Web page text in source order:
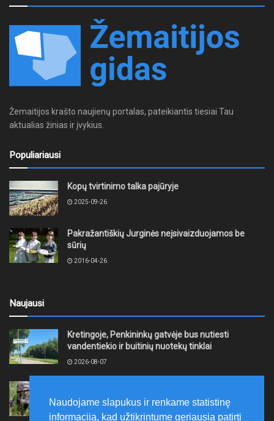
Žemaitijos krašto naujienų portalas, pateikiantis tiesiai Tau
aktualias žinias ir įvykius.
Populiariausi
Kopų tvirtinimo talka pajūryje
2025-09-26
Pakražantiškių Jurginės neįsivaizduojamos be
sūrių
2016-04-26
Naujausi
Kretingoje, Penkininkų gatvėje bus nutiesti
vandentiekio ir buitinių nuotekų tinklai
2026-08-07
rinktinė vykdys karines pratybas
2026-08-07
Naudojame slapukus ir renkame statistinę
informaciją, kad užtikrintume geriausią patirtį